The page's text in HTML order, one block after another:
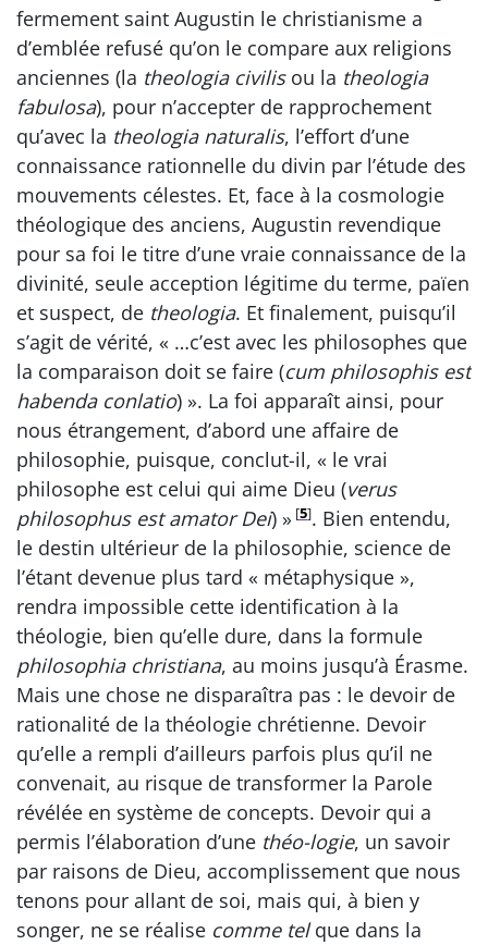
fermement saint Augustin le christianisme a
d’emblée refusé qu’on le compare aux religions
anciennes (la theologia civilisou la theologia
fabulosa), pour n’accepter de rapprochement
qu’avec la theologia naturalis, l’effort d’une
connaissance rationnelle du divin par l’étude des
mouvements célestes. Et, face à la cosmologie
théologique des anciens, Augustin revendique
pour sa foi le titre d’une vraie connaissance de la
divinité, seule acception légitime du terme, païen
et suspect, de theologia. Et finalement, puisqu’il
s’agit de vérité, « …c’est avec les philosophes que
la comparaison doit se faire (cum philosophis est
habenda conlatio) ». La foi apparaît ainsi, pour
nous étrangement, d’abord une affaire de
philosophie, puisque, conclut-il, « le vrai
philosophe est celui qui aime Dieu (verus
philosophus est amator Dei) » [5]. Bien entendu,
le destin ultérieur de la philosophie, science de
l’étant devenue plus tard « métaphysique »,
rendra impossible cette identification à la
théologie, bien qu’elle dure, dans la formule
philosophia christiana, au moins jusqu’à Érasme.
Mais une chose ne disparaîtra pas : le devoir de
rationalité de la théologie chrétienne. Devoir
qu’elle a rempli d’ailleurs parfois plus qu’il ne
convenait, au risque de transformer la Parole
révélée en système de concepts. Devoir qui a
permis l’élaboration d’une théo-logie, un savoir
par raisons de Dieu, accomplissement que nous
tenons pour allant de soi, mais qui, à bien y
songer, ne se réalise comme telque dans la